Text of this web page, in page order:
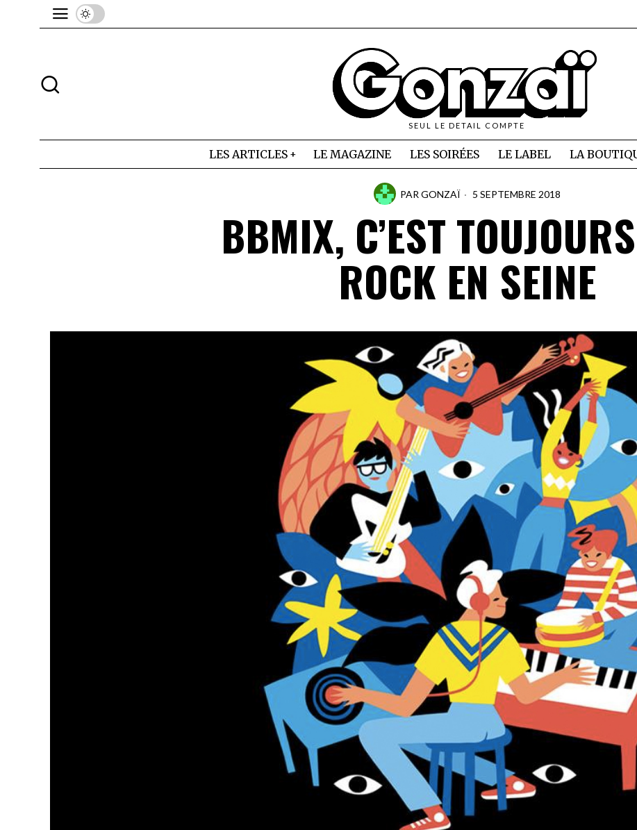
SEUL LE DETAIL COMPTE
LES ARTICLES LE MAGAZINE LES SOIRÉES LE LABEL LA
PAR GONZAÏ 5 SEPTEMBRE 2018
BBMIX, C’EST
ROCK EN SEINE